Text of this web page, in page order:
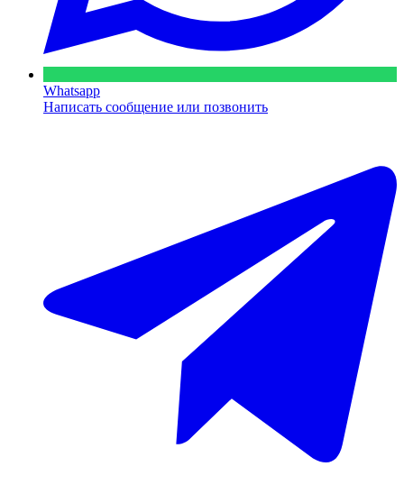
Whatsapp
Написать сообщение или позвонить